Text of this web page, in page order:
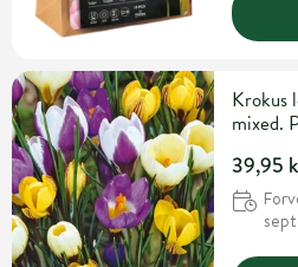
Krokus
mixed.
39,95